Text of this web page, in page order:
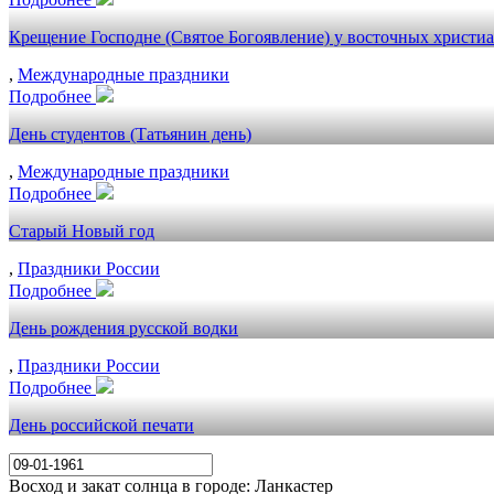
Крещение Господне (Святое Богоявление) у восточных
, Международные праздники
Подробнее
День студентов (Татьянин день)
, Международные праздники
Подробнее
Старый Новый год
, Праздники России
Подробнее
День рождения русской водки
, Праздники России
Подробнее
День российской печати
Восход и закат солнца в городе: Ланкастер